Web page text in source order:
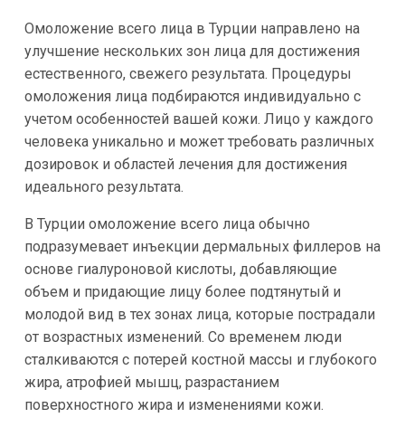
Омоложение всего лица в Турции направлено на
улучшение нескольких зон лица для достижения
естественного, свежего результата. Процедуры
омоложения лица подбираются индивидуально с
учетом особенностей вашей кожи. Лицо у каждого
человека уникально и может требовать различных
дозировок и областей лечения для достижения
идеального результата.
В Турции омоложение всего лица обычно
подразумевает инъекции дермальных филлеров на
основе гиалуроновой кислоты, добавляющие
объем и придающие лицу более подтянутый и
молодой вид в тех зонах лица, которые пострадали
от возрастных изменений. Со временем люди
сталкиваются с потерей костной массы и глубокого
жира, атрофией мышц, разрастанием
поверхностного жира и изменениями кожи.